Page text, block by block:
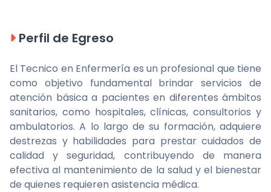
Perfil de Egreso
El Tecnico en Enfermería es un profesional que tiene
como objetivo fundamental brindar servicios de
atención básica a pacientes en diferentes ámbitos
sanitarios, como hospitales, clínicas, consultorios y
ambulatorios. A lo largo de su formación, adquiere
destrezas y habilidades para prestar cuidados de
calidad y seguridad, contribuyendo de manera
efectiva al mantenimiento de la salud y el bienestar
de quienes requieren asistencia médica.